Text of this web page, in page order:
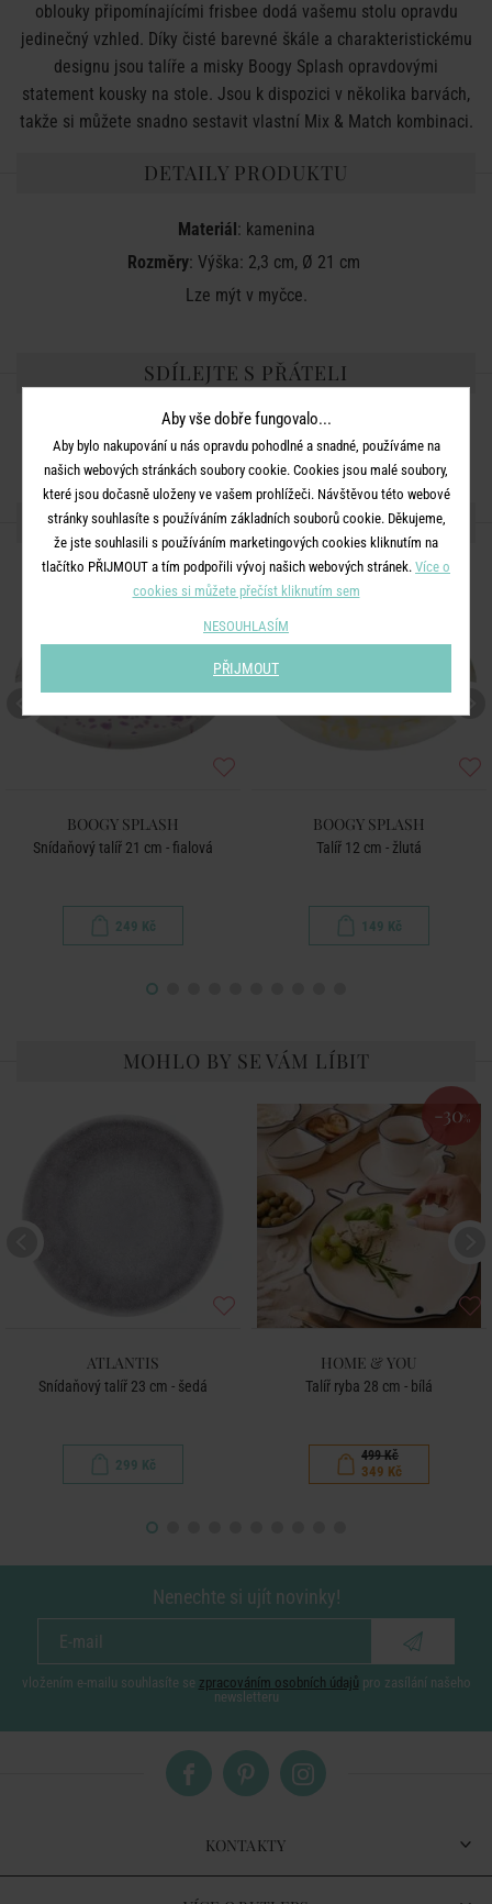
oblouky připomínajícími frisbee dodá vašemu stolu opravdu
jedinečný vzhled. Díky čisté barevné škále a charakteristickému
designu jsou talíře a misky Boogy Splash opravdovými
statement kousky na stole. Jsou k dispozici v několika barvách,
takže si můžete snadno sestavit vlastní Mix & Match kombinaci.
DETAILY PRODUKTU
Materiál: kamenina
Rozměry: Výška: 2,3 cm, Ø 21 cm
Lze mýt v myčce.
SDÍLEJTE S PŘÁTELI
DALŠÍ PRODUKTY ZE SÉRIE
BOOGY SPLASH
Snídaňový talíř 21 cm - fialová
249 Kč
BOOGY SPLASH
Talíř 12 cm - žlutá
149 Kč
MOHLO BY SE VÁM LÍBIT
ATLANTIS
Snídaňový talíř 23 cm - šedá
299 Kč
-30%
HOME & YOU
Talíř ryba 28 cm - bílá
499 Kč
349 Kč
Nenechte si ujít novinky!
vložením e-mailu souhlasíte se zpracováním osobních údajů pro zasílání našeho
newsletteru
KONTAKTY
Aby vše dobře fungovalo...
Aby bylo nakupování u nás opravdu pohodlné a snadné, používáme na
našich webových stránkách soubory cookie. Cookies jsou malé soubory,
které jsou dočasně uloženy ve vašem prohlížeči. Návštěvou této webové
stránky souhlasíte s používáním základních souborů cookie. Děkujeme,
že jste souhlasili s používáním marketingových cookies kliknutím na
tlačítko PŘIJMOUT a tím podpořili vývoj našich webových stránek. Více o
cookies si můžete přečíst kliknutím sem
NESOUHLASÍM
PŘIJMOUT